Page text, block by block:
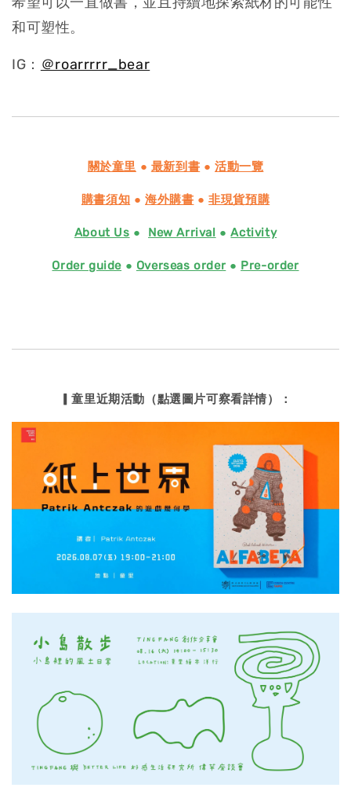
和可塑性。
IG： ＠roarrrrr_bear
關於童里 ● 最新到書 ●活動一覽
購書須知 ● 海外購書 ●非現貨預購
About Us ● New Arrival ●Activity
Order guide ● Overseas order● Pre-order
▎童里近期活動（點選圖片可察看詳情）：